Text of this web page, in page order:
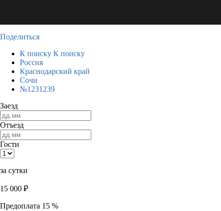
Поделиться
К поиску К поиску
Россия
Краснодарский край
Сочи
№1231239
Заезд
Отъезд
Гости
за сутки
15 000 ₽
Предоплата 15 %